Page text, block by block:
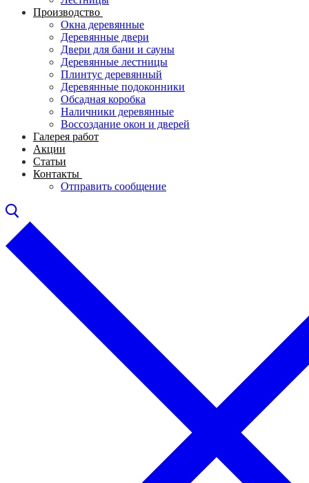
Производство
Окна деревянные
Деревянные двери
Двери для бани и сауны
Деревянные лестницы
Плинтус деревянный
Деревянные подоконники
Обсадная коробка
Наличники деревянные
Воссоздание окон и дверей
Галерея работ
Акции
Статьи
Контакты
Отправить сообщение